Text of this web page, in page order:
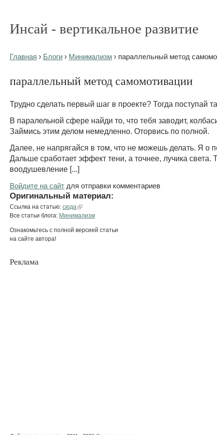
Инсай - вертикальное развитие
Главная › Блоги › Минимализм › параллельный метод
параллельный метод самомотивации
Трудно сделать первый шаг в проекте? Тогда поступай
В паралельной сфере найди то, что тебя заводит,
Займись этим делом немедленно. Оторвись по полной.
Далее, не напрягайся в том, что не можешь делать. Я о
Дальше сработает эффект тени, а точнее, лучика света.
воодушевление [...]
Войдите на сайт для отправки комментариев
Оригинальный материал:
Ссылка на статью: сюда
Все статьи блога: Минимализм
Ознакомьтесь с полной версией статьи
на сайте автора!
Реклама